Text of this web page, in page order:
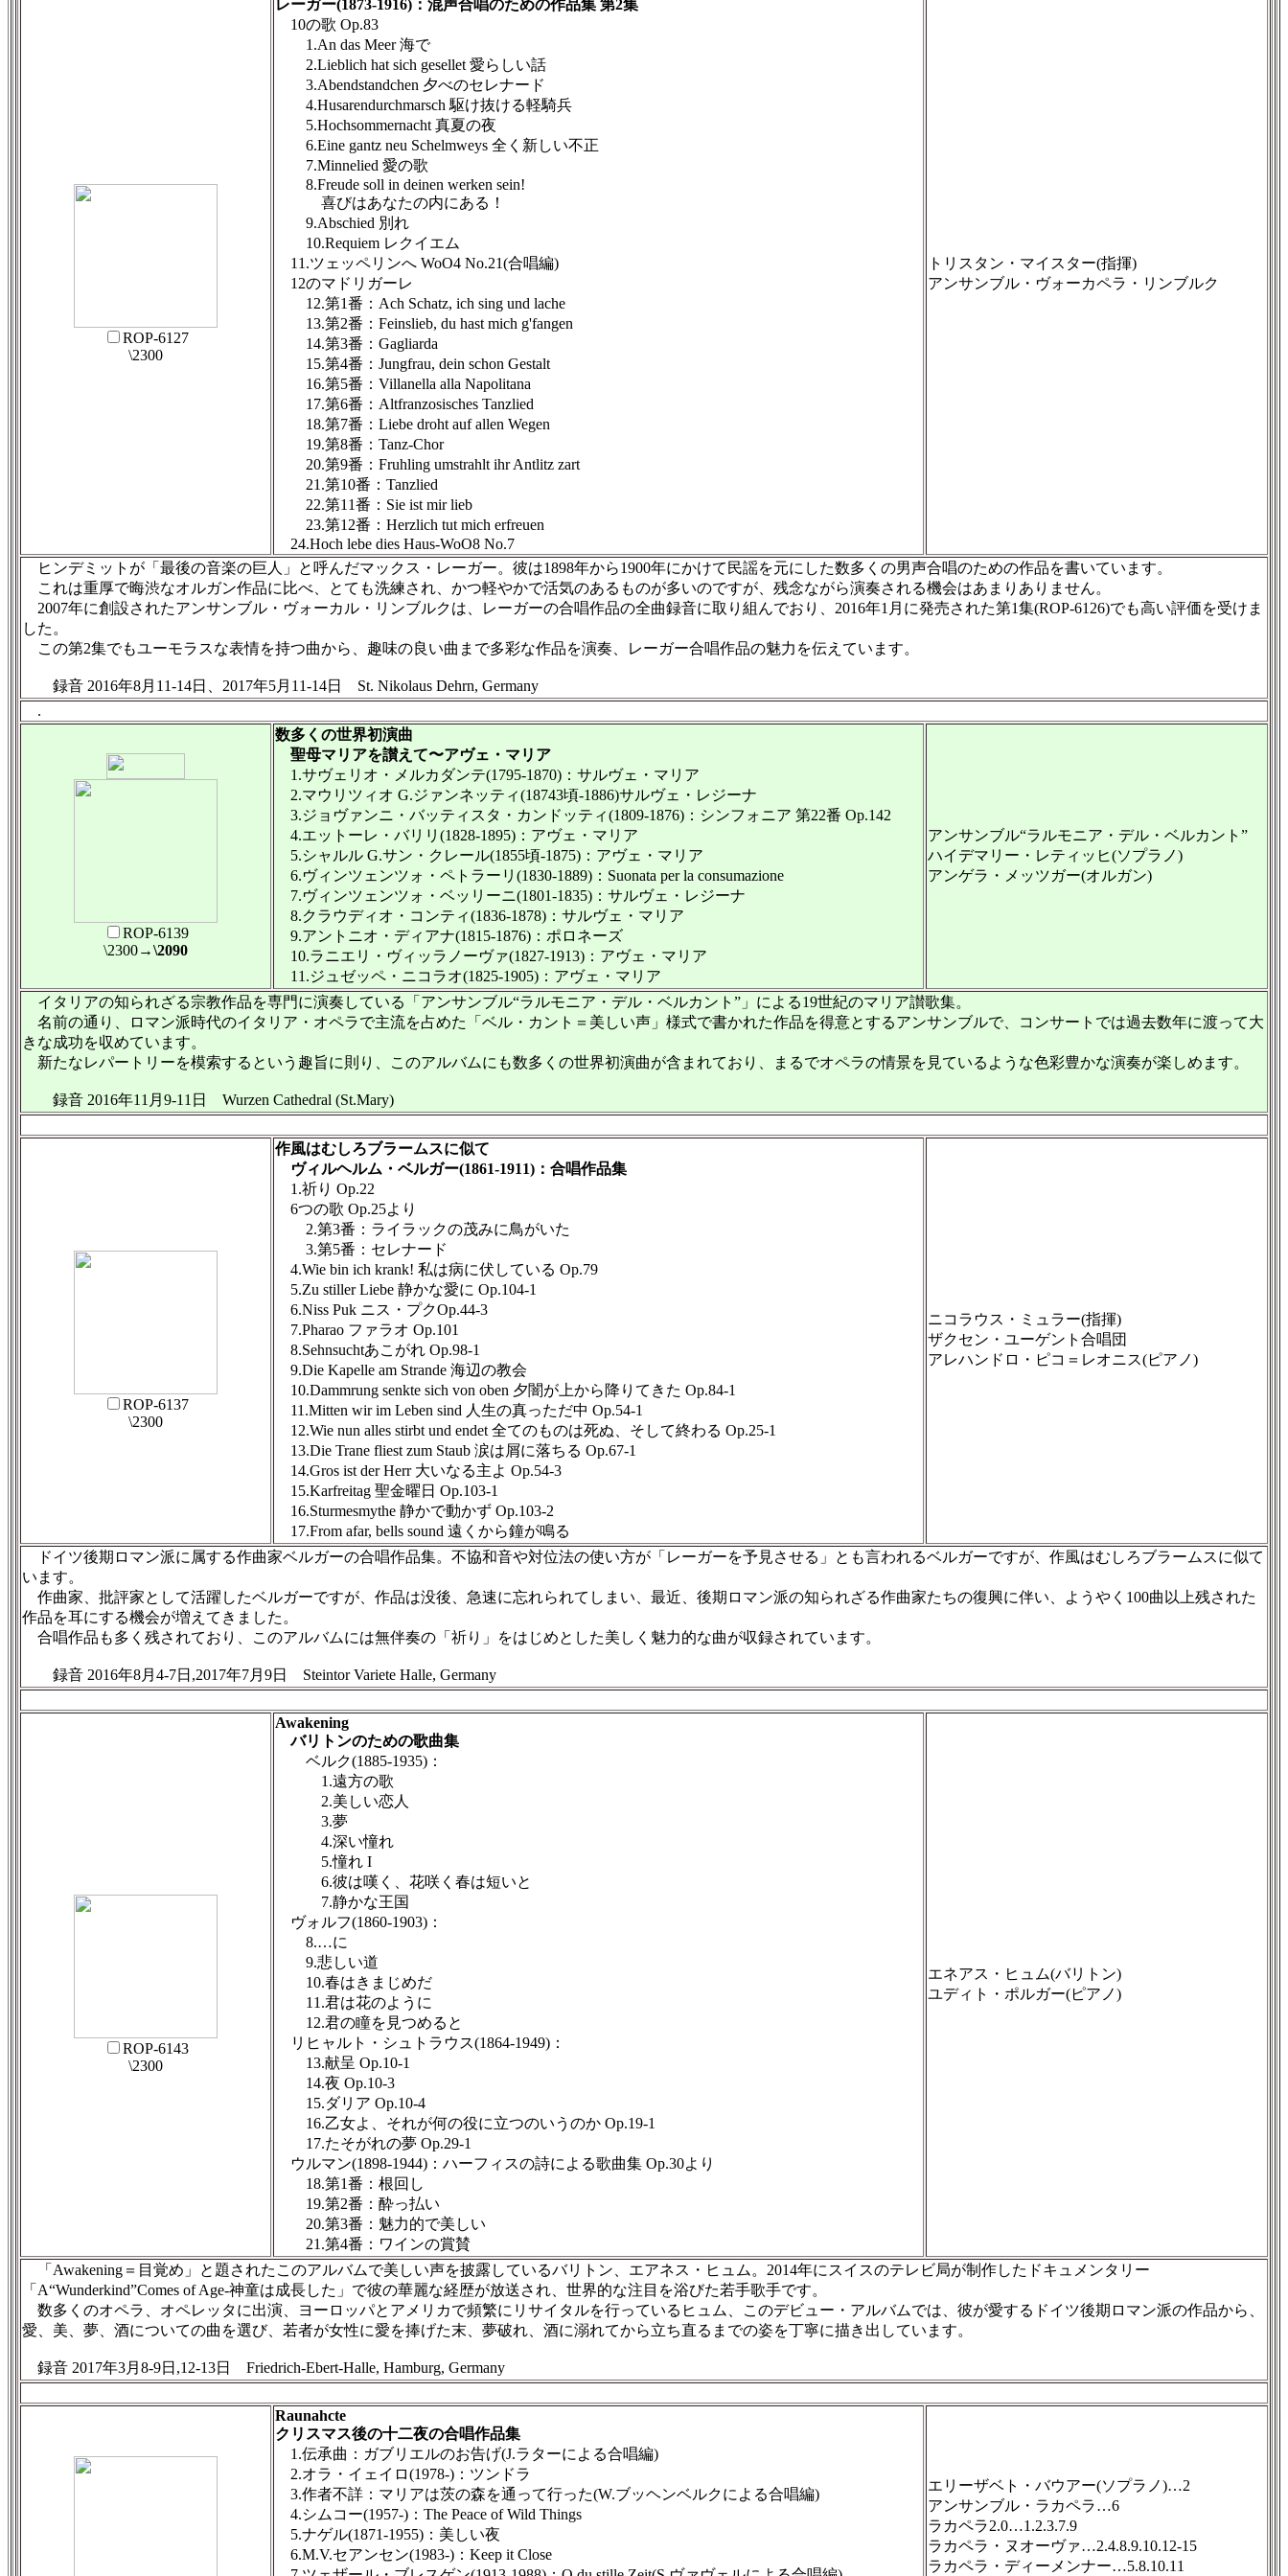
ROP-6127
\2300
レーガー(1873-1916)：混声合唱のための作品集 第2集
10の歌 Op.83
1.An das Meer 海で
2.Lieblich hat sich gesellet 愛らしい話
3.Abendstandchen 夕べのセレナード
4.Husarendurchmarsch 駆け抜ける軽騎兵
5.Hochsommernacht 真夏の夜
6.Eine gantz neu Schelmweys 全く新しい不正
7.Minnelied 愛の歌
8.Freude soll in deinen werken sein!
喜びはあなたの内にある！
9.Abschied 別れ
10.Requiem レクイエム
11.ツェッペリンへ WoO4 No.21(合唱編)
12のマドリガーレ
12.第1番：Ach Schatz, ich sing und lache
13.第2番：Feinslieb, du hast mich g'fangen
14.第3番：Gagliarda
15.第4番：Jungfrau, dein schon Gestalt
16.第5番：Villanella alla Napolitana
17.第6番：Altfranzosisches Tanzlied
18.第7番：Liebe droht auf allen Wegen
19.第8番：Tanz-Chor
20.第9番：Fruhling umstrahlt ihr Antlitz zart
21.第10番：Tanzlied
22.第11番：Sie ist mir lieb
23.第12番：Herzlich tut mich erfreuen
24.Hoch lebe dies Haus-WoO8 No.7
トリスタン・マイスター(指揮)
アンサンブル・ヴォーカペラ・リンブルク
ヒンデミットが「最後の音楽の巨人」と呼んだマックス・レーガー。彼は1898年から1900年にかけて民謡を元にした数多くの男声合唱のための作品を書いています。
これは重厚で晦渋なオルガン作品に比べ、とても洗練され、かつ軽やかで活気のあるものが多いのですが、残念ながら演奏される機会はあまりありません。
2007年に創設されたアンサンブル・ヴォーカル・リンブルクは、レーガーの合唱作品の全曲録音に取り組んでおり、2016年1月に発売された第1集(ROP-6126)でも高い評価を受けま
した。
この第2集でもユーモラスな表情を持つ曲から、趣味の良い曲まで多彩な作品を演奏、レーガー合唱作品の魅力を伝えています。
録音 2016年8月11-14日、2017年5月11-14日 St. Nikolaus Dehrn, Germany
.
ROP-6139
\2300→\2090
数多くの世界初演曲
聖母マリアを讃えて〜アヴェ・マリア
1.サヴェリオ・メルカダンテ(1795-1870)：サルヴェ・マリア
2.マウリツィオ G.ジァンネッティ(18743頃-1886)サルヴェ・レジーナ
3.ジョヴァンニ・バッティスタ・カンドッティ(1809-1876)：シンフォニア 第22番 Op.142
4.エットーレ・バリリ(1828-1895)：アヴェ・マリア
5.シャルル G.サン・クレール(1855頃-1875)：アヴェ・マリア
6.ヴィンツェンツォ・ペトラーリ(1830-1889)：Suonata per la consumazione
7.ヴィンツェンツォ・ベッリーニ(1801-1835)：サルヴェ・レジーナ
8.クラウディオ・コンティ(1836-1878)：サルヴェ・マリア
9.アントニオ・ディアナ(1815-1876)：ポロネーズ
10.ラニエリ・ヴィッラノーヴァ(1827-1913)：アヴェ・マリア
11.ジュゼッペ・ニコラオ(1825-1905)：アヴェ・マリア
アンサンブル“ラルモニア・デル・ベルカント”
ハイデマリー・レティッヒ(ソプラノ)
アンゲラ・メッツガー(オルガン)
イタリアの知られざる宗教作品を専門に演奏している「アンサンブル“ラルモニア・デル・ベルカント”」による19世紀のマリア讃歌集。
名前の通り、ロマン派時代のイタリア・オペラで主流を占めた「ベル・カント＝美しい声」様式で書かれた作品を得意とするアンサンブルで、コンサートでは過去数年に渡って大
きな成功を収めています。
新たなレパートリーを模索するという趣旨に則り、このアルバムにも数多くの世界初演曲が含まれており、まるでオペラの情景を見ているような色彩豊かな演奏が楽しめます。
録音 2016年11月9-11日 Wurzen Cathedral (St.Mary)
ROP-6137
\2300
作風はむしろブラームスに似て
ヴィルヘルム・ベルガー(1861-1911)：合唱作品集
1.祈り Op.22
6つの歌 Op.25より
2.第3番：ライラックの茂みに鳥がいた
3.第5番：セレナード
4.Wie bin ich krank! 私は病に伏している Op.79
5.Zu stiller Liebe 静かな愛に Op.104-1
6.Niss Puk ニス・プクOp.44-3
7.Pharao ファラオ Op.101
8.Sehnsuchtあこがれ Op.98-1
9.Die Kapelle am Strande 海辺の教会
10.Dammrung senkte sich von oben 夕闇が上から降りてきた Op.84-1
11.Mitten wir im Leben sind 人生の真っただ中 Op.54-1
12.Wie nun alles stirbt und endet 全てのものは死ぬ、そして終わる Op.25-1
13.Die Trane fliest zum Staub 涙は屑に落ちる Op.67-1
14.Gros ist der Herr 大いなる主よ Op.54-3
15.Karfreitag 聖金曜日 Op.103-1
16.Sturmesmythe 静かで動かず Op.103-2
17.From afar, bells sound 遠くから鐘が鳴る
ニコラウス・ミュラー(指揮)
ザクセン・ユーゲント合唱団
アレハンドロ・ピコ＝レオニス(ピアノ)
ドイツ後期ロマン派に属する作曲家ベルガーの合唱作品集。不協和音や対位法の使い方が「レーガーを予見させる」とも言われるベルガーですが、作風はむしろブラームスに似て
います。
作曲家、批評家として活躍したベルガーですが、作品は没後、急速に忘れられてしまい、最近、後期ロマン派の知られざる作曲家たちの復興に伴い、ようやく100曲以上残された
作品を耳にする機会が増えてきました。
合唱作品も多く残されており、このアルバムには無伴奏の「祈り」をはじめとした美しく魅力的な曲が収録されています。
録音 2016年8月4-7日,2017年7月9日 Steintor Variete Halle, Germany
ROP-6143
\2300
Awakening
バリトンのための歌曲集
ベルク(1885-1935)：
1.遠方の歌
2.美しい恋人
3.夢
4.深い憧れ
5.憧れ I
6.彼は嘆く、花咲く春は短いと
7.静かな王国
ヴォルフ(1860-1903)：
8.…に
9.悲しい道
10.春はきまじめだ
11.君は花のように
12.君の瞳を見つめると
リヒャルト・シュトラウス(1864-1949)：
13.献呈 Op.10-1
14.夜 Op.10-3
15.ダリア Op.10-4
16.乙女よ、それが何の役に立つのいうのか Op.19-1
17.たそがれの夢 Op.29-1
ウルマン(1898-1944)：ハーフィスの詩による歌曲集 Op.30より
18.第1番：根回し
19.第2番：酔っ払い
20.第3番：魅力的で美しい
21.第4番：ワインの賞賛
エネアス・ヒュム(バリトン)
ユディト・ポルガー(ピアノ)
「Awakening＝目覚め」と題されたこのアルバムで美しい声を披露しているバリトン、エアネス・ヒュム。2014年にスイスのテレビ局が制作したドキュメンタリー
「A“Wunderkind”Comes of Age-神童は成長した」で彼の華麗な経歴が放送され、世界的な注目を浴びた若手歌手です。
数多くのオペラ、オペレッタに出演、ヨーロッパとアメリカで頻繁にリサイタルを行っているヒュム、このデビュー・アルバムでは、彼が愛するドイツ後期ロマン派の作品から、
愛、美、夢、酒についての曲を選び、若者が女性に愛を捧げた末、夢破れ、酒に溺れてから立ち直るまでの姿を丁寧に描き出しています。
録音 2017年3月8-9日,12-13日 Friedrich-Ebert-Halle, Hamburg, Germany
Raunahcte
クリスマス後の十二夜の合唱作品集
1.伝承曲：ガブリエルのお告げ(J.ラターによる合唱編)
2.オラ・イェイロ(1978-)：ツンドラ
3.作者不詳：マリアは茨の森を通って行った(W.ブッヘンベルクによる合唱編)
4.シムコー(1957-)：The Peace of Wild Things
5.ナゲル(1871-1955)：美しい夜
6.M.V.セアンセン(1983-)：Keep it Close
エリーザベト・バウアー(ソプラノ)…2
アンサンブル・ラカペラ…6
ラカペラ2.0…1.2.3.7.9
ラカペラ・ヌオーヴァ…2.4.8.9.10.12-15
ラカペラ・ディーメンナー…5.8.10.11